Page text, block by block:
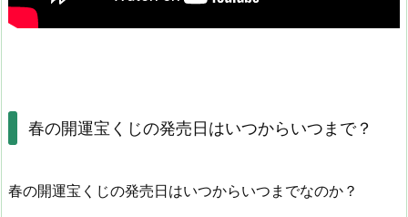
春の開運宝くじの発売日はいつからいつまで？
春の開運宝くじの発売日はいつからいつまでなのか？